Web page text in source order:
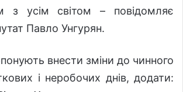
з усім світом – повідомляє
Павло Унгурян.
внести зміни до чинного
і неробочих днів, додати: